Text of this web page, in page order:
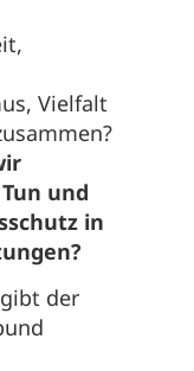
Vielfalt
und
in
der